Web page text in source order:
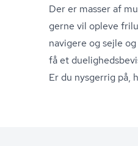
Der er masser af
gerne vil opleve
navigere og sejle
få et
Er du nysgerrig på,